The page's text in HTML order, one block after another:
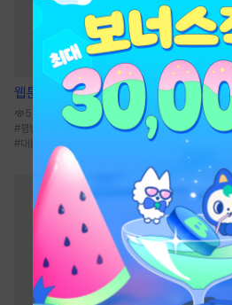
웹툰 순정 테러리즘
58.2만
#평범수 서브공 #나이차커플 #연하수
#대물공
#
#
#
#